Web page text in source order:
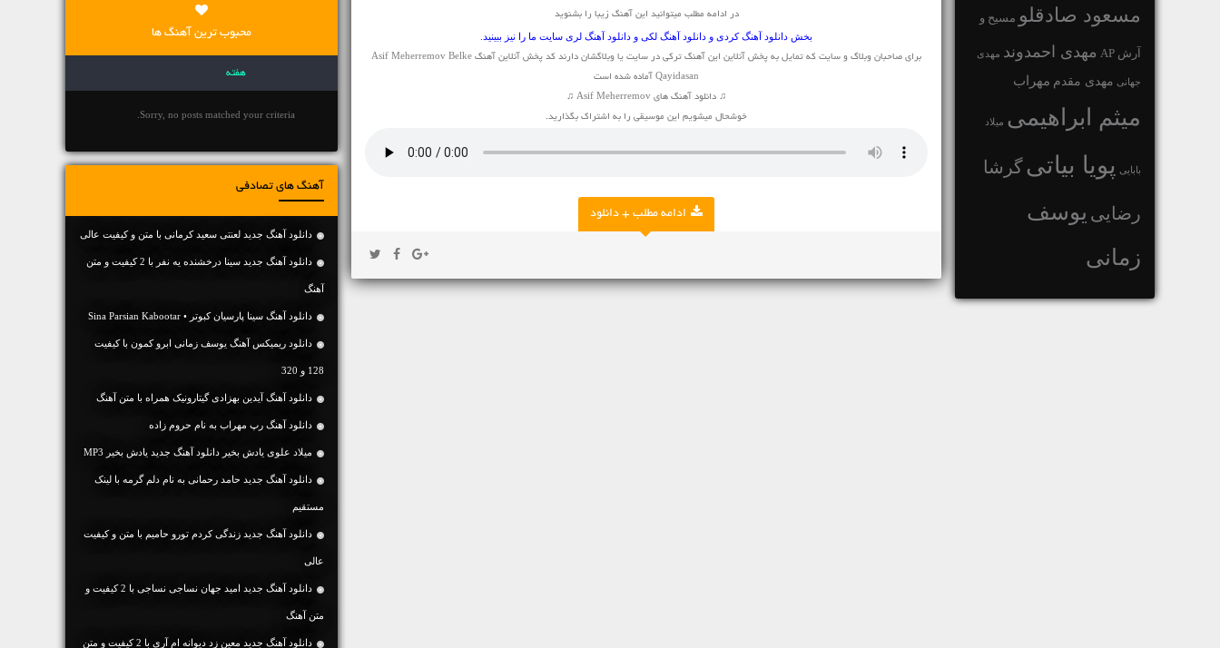
مسعود صادقلو مسیح و
آرش AP مهدی احمدوند مهدی
جهانی مهدی مقدم مهراب
میثم ابراهیمی میلاد
بابایی پویا بیاتیگرشا
رضایی یوسف
زمانی
در ادامه مطلب میتوانید این آهنگ زیبا را بشنوید
بخش دانلود آهنگ کردی و دانلود آهنگ لکی و دانلود آهنگ لری سایت ما را نیز ببینید.
برای صاحبان وبلاگ و سایت که تمایل به پخش آنلاین این آهنگ ترکی در سایت یا وبلاگشان دارند کد پخش آنلاین آهنگ Asif Meherremov Belke
Qayidasan آماده شده است
♫ دانلود آهنگ های Asif Meherremov ♫
خوشحال میشویم این موسیقی را به اشتراک بگذارید.
ادامه مطلب + دانلود
محبوب ترین آهنگ ها
هفته
Sorry, no posts matched your criteria.
آهنگ های تصادفی
دانلود آهنگ جديد لعنتی سعید کرمانی با متن و کیفیت عالی
دانلود آهنگ جديد سینا درخشنده یه نفر با 2 کیفیت و متن
آهنگ
دانلود آهنگ سینا پارسیان کبوتر • Sina Parsian Kabootar
دانلود ریمیکس آهنگ یوسف زمانی ابرو کمون با کیفیت
128 و 320
دانلود آهنگ آیدین بهزادی گیتارونیک همراه با متن آهنگ
دانلود آهنگ رپ مهراب به نام حروم زاده
میلاد علوی یادش بخیر دانلود آهنگ جدید یادش بخیر MP3
دانلود آهنگ جديد حامد رحمانی به نام دلم گرمه با لینک
مستقیم
دانلود آهنگ جديد زندگی کردم تورو حامیم با متن و کیفیت
عالی
دانلود آهنگ جديد امید جهان نساجی نساجی با 2 کیفیت و
متن آهنگ
دانلود آهنگ جديد معین زد دیوانه ام آری با 2 کیفیت و متن